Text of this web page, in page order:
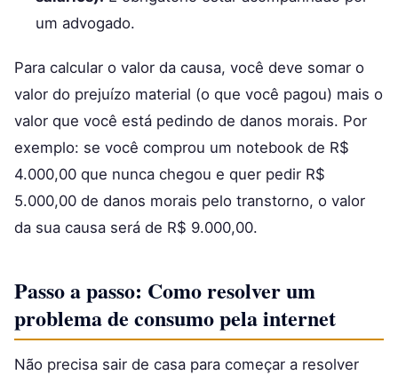
um advogado.
Para calcular o valor da causa, você deve somar o
valor do prejuízo material (o que você pagou) mais o
valor que você está pedindo de danos morais. Por
exemplo: se você comprou um notebook de R$
4.000,00 que nunca chegou e quer pedir R$
5.000,00 de danos morais pelo transtorno, o valor
da sua causa será de R$ 9.000,00.
Passo a passo: Como resolver um
problema de consumo pela internet
Não precisa sair de casa para começar a resolver